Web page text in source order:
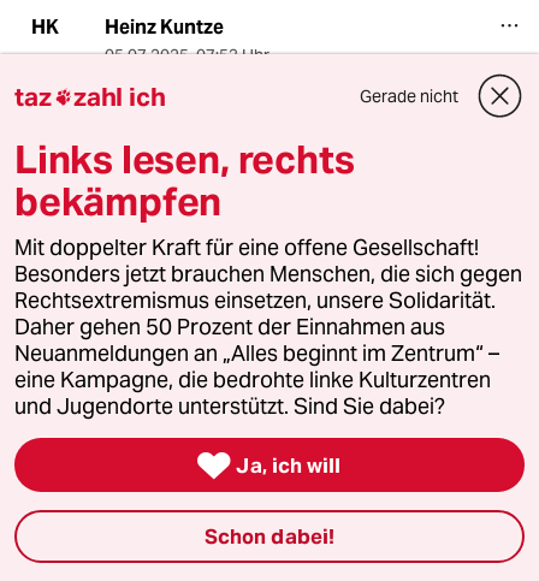
HK Heinz Kuntze
05.07.2025,07:53 Uhr
Na Klasse.
Hoffentlich kommen wir nicht zu solchen
Zuständen wie in den USA, wo inzwischen
Frauen gemeinsam mit ihrem ungeborenen
Kind sterben müssen, weil sich kein Arzt findet,
der trotz medizinischer Notwendigkeit den Mut
aufbringt, einen Schwangerschaftsabbruch
vorzunehmen.
W warum_denkt_keiner_nach?
05.07.2025,09:56 Uhr
@Heinz Kuntze:
Da müssen Sie nicht so weit schauen.
In Polen ist es schon eine Weile so.
taz zahl ich Gerade nicht
Links lesen, rechts
bekämpfen
Mit doppelter Kraft für eine offene Gesellschaft!
Besonders jetzt brauchen Menschen, die sich gegen
Rechtsextremismus einsetzen, unsere Solidarität.
Daher gehen 50 Prozent der Einnahmen aus
Neuanmeldungen an „Alles beginnt im Zentrum“ –
eine Kampagne, die bedrohte linke Kulturzentren
und Jugendorte unterstützt. Sind Sie dabei?
 Ja, ich will
Schon dabei!